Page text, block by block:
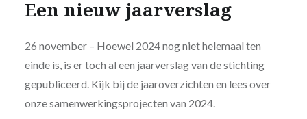
Een nieuw jaarverslag
26 november – Hoewel 2024 nog niet helemaal ten
einde is, is er toch al een jaarverslag van de stichting
gepubliceerd. Kijk bij de jaaroverzichten en lees over
onze samenwerkingsprojecten van 2024.